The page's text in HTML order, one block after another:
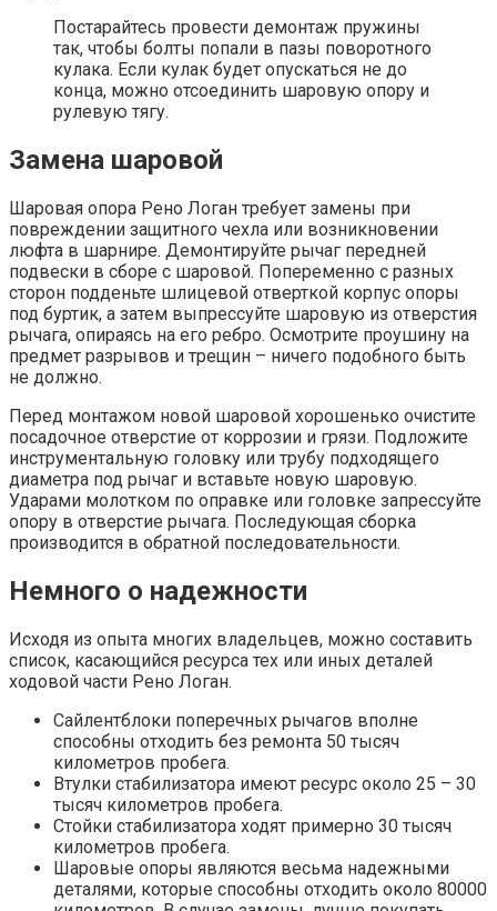
Постарайтесь провести демонтаж пружины
так, чтобы болты попали в пазы поворотного
кулака. Если кулак будет опускаться не до
конца, можно отсоединить шаровую опору и
рулевую тягу.
Замена шаровой
Шаровая опора Рено Логан требует замены при
повреждении защитного чехла или возникновении
люфта в шарнире. Демонтируйте рычаг передней
подвески в сборе с шаровой. Попеременно с разных
сторон подденьте шлицевой отверткой корпус опоры
под буртик, а затем выпрессуйте шаровую из отверстия
рычага, опираясь на его ребро. Осмотрите проушину на
предмет разрывов и трещин – ничего подобного быть
не должно.
Перед монтажом новой шаровой хорошенько очистите
посадочное отверстие от коррозии и грязи. Подложите
инструментальную головку или трубу подходящего
диаметра под рычаг и вставьте новую шаровую.
Ударами молотком по оправке или головке запрессуйте
опору в отверстие рычага. Последующая сборка
производится в обратной последовательности.
Немного о надежности
Исходя из опыта многих владельцев, можно составить
список, касающийся ресурса тех или иных деталей
ходовой части Рено Логан.
Сайлентблоки поперечных рычагов вполне
способны отходить без ремонта 50 тысяч
километров пробега.
Втулки стабилизатора имеют ресурс около 25 – 30
тысяч километров пробега.
Стойки стабилизатора ходят примерно 30 тысяч
километров пробега.
Шаровые опоры являются весьма надежными
деталями, которые способны отходить около 80000